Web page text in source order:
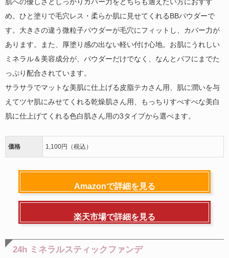
肌への優しさとしっかりカバー力をどちらも適えたい方におすす
め。ひと塗りで毛穴レス・柔らか肌に見せてくれるBBパウダーで
す。大きさの違う微粒子パウダーが毛穴にフィットし、カバー力が
あります。また、厚塗り感の出ない軽い付け心地。お肌にうれしい
ミネラル＆美容成分が、パウダーだけでなく、なんとパフにまでた
っぷり配合されています。
サラサラでマットな美肌に仕上げる皮脂テカさん用、肌に潤いを与
えてツヤ肌にみせてくれる乾燥肌さん用、もっちりすべすべな美白
肌に仕上げてくれる色白肌さん用の3タイプから選べます。
価格 1,100円（税込）
Amazonで詳細を見る
楽天市場で詳細を見る
24h ミネラルスティックファンデ